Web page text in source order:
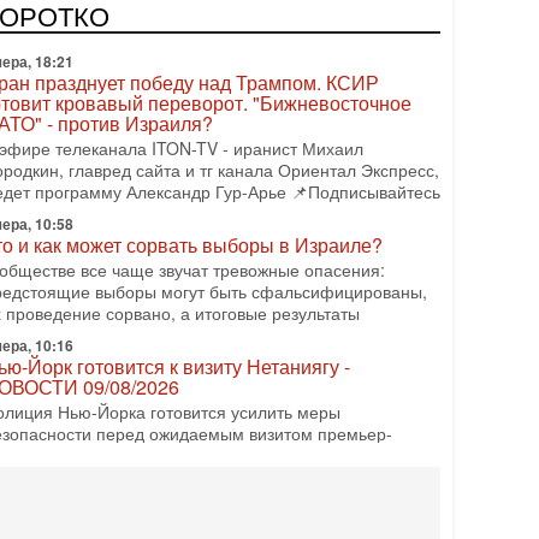
заявил, что Израиль готов самостоятельно
противостояние с Ираном, если США
18:21
празднует победу над Трампом. КСИР
кровавый переворот. "Бижневосточное
- против Израиля?
телеканала ITON-TV - иранист Михаил
главред сайта и тг канала Ориентал Экспресс,
программу Александр Гур-Арье 📌Подписывайтесь
10:58
и как может сорвать выборы в Израиле?
все чаще звучат тревожные опасения:
выборы могут быть сфальсифицированы,
проведение сорвано, а итоговые результаты
10:16
Йорк готовится к визиту Нетаниягу -
09/08/2026
Нью-Йорка готовится усилить меры
перед ожидаемым визитом премьер-